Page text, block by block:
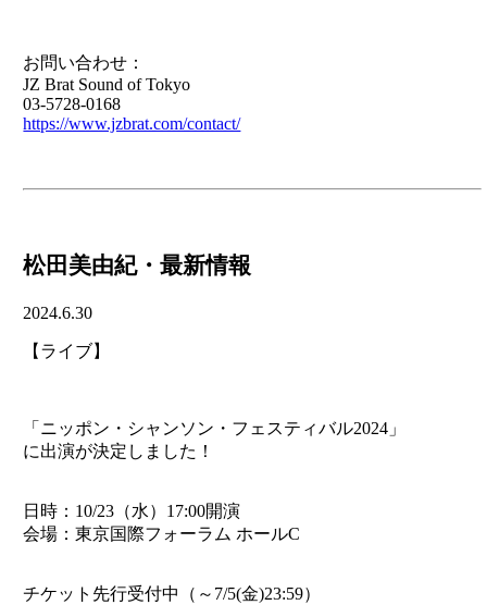
お問い合わせ：
JZ Brat Sound of Tokyo
03-5728-0168
https://www.jzbrat.com/contact/
松田美由紀・最新情報
2024.6.30
【ライブ】
「ニッポン・シャンソン・フェスティバル2024」
に出演が決定しました！
日時：10/23（水）17:00開演
会場：東京国際フォーラム ホールC
チケット先行受付中（～7/5(金)23:59）